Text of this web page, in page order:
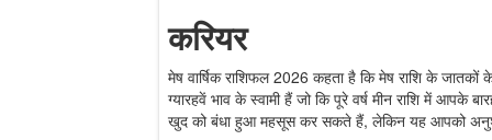
करियर
मेष वार्षिक राशिफल 2026 कहता है कि मेष राशि के
ग्यारहवें भाव के स्वामी हैं जो कि पूरे वर्ष मीन राशि में आपके
खुद को बंधा हुआ महसूस कर सकते हैं, लेकिन यह आपको